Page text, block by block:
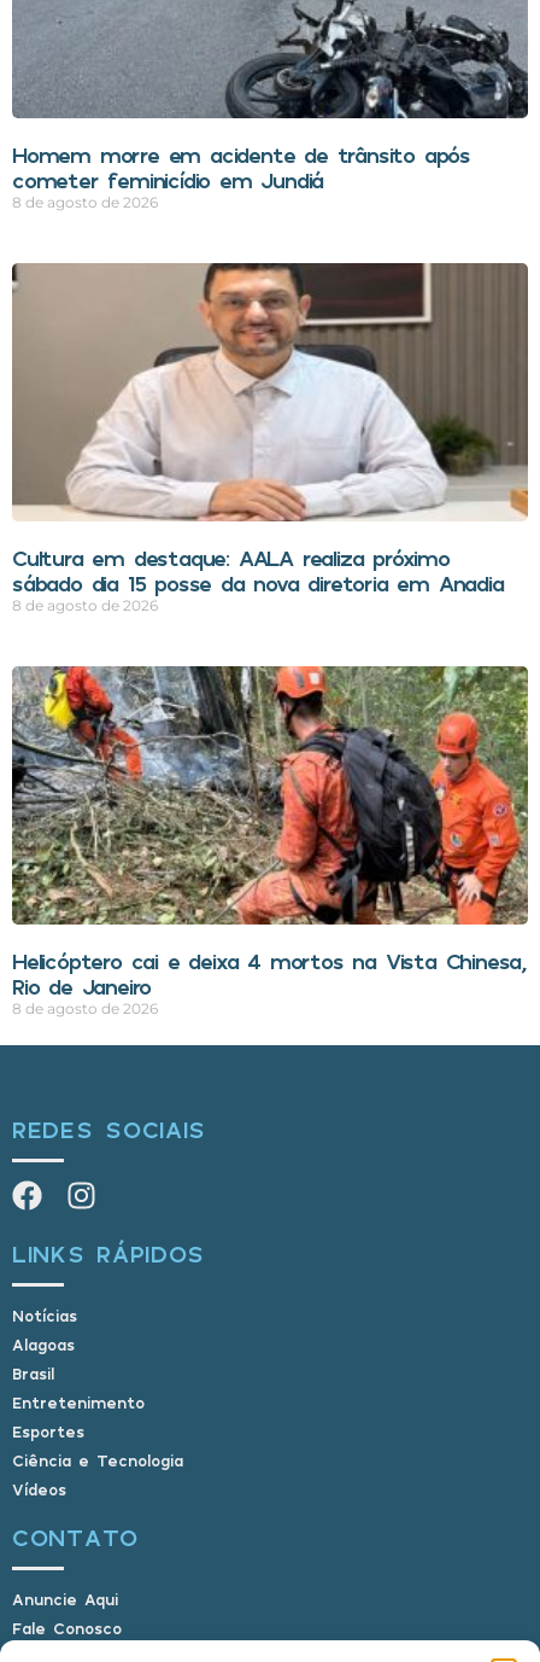
Homem morre em acidente de trânsito após
cometer feminicídio em Jundiá
8 de agosto de 2026
Cultura em destaque: AALA realiza próximo
sábado dia 15 posse da nova diretoria em Anadia
8 de agosto de 2026
Helicóptero cai e deixa 4 mortos na Vista Chinesa,
Rio de Janeiro
8 de agosto de 2026
REDES SOCIAIS
LINKS RÁPIDOS
Notícias
Alagoas
Brasil
Entretenimento
Esportes
Ciência e Tecnologia
Vídeos
CONTATO
Anuncie Aqui
Fale Conosco